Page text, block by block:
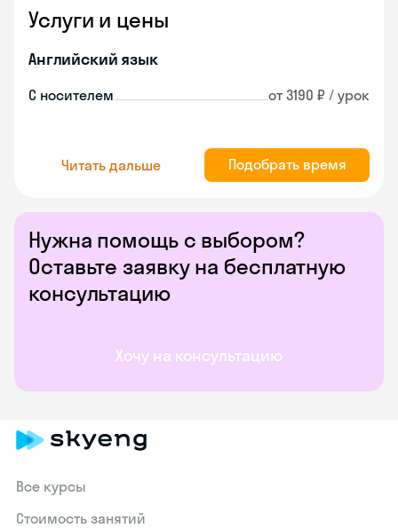
Нужна помощь с выбором?
Оставьте заявку на бесплатную
консультацию
Хочу на консультацию
Услуги и цены
Английский язык
С носителем от 3190 ₽ / урок
Читать дальше Подобрать время
Все курсы
Стоимость занятий